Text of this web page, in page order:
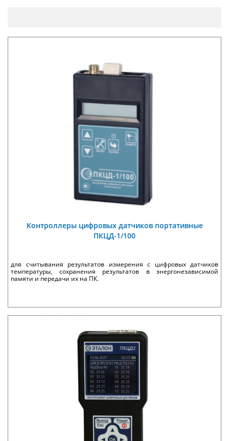
Контроллеры цифровых датчиков портативные
ПКЦД-1/100
для считывания результатов измерения с цифровых датчиков
температуры, сохранения результатов в энергонезависимой
памяти и передачи их на ПК.